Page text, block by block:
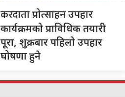
करदाताप्रोत्साहन उपहार
कार्यक्रमको प्राविधिक तयारी
पूरा, शुक्रबार पहिलो उपहार
घोषणा हुने